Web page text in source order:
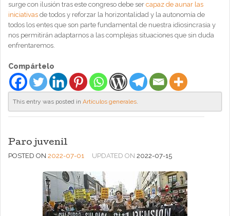
surge con ilusión tras este congreso debe ser capaz de aunar las
iniciativas de todos y reforzar la horizontalidad y la autonomía de
todos los entes que son parte fundamental de nuestra idiosincrasia y
nos permitirán adaptarnos a las complejas situaciones que sin duda
enfrentaremos.
Compártelo
This entry was posted in Artículos generales.
Paro juvenil
POSTED ON 2022-07-01 UPDATED ON 2022-07-15